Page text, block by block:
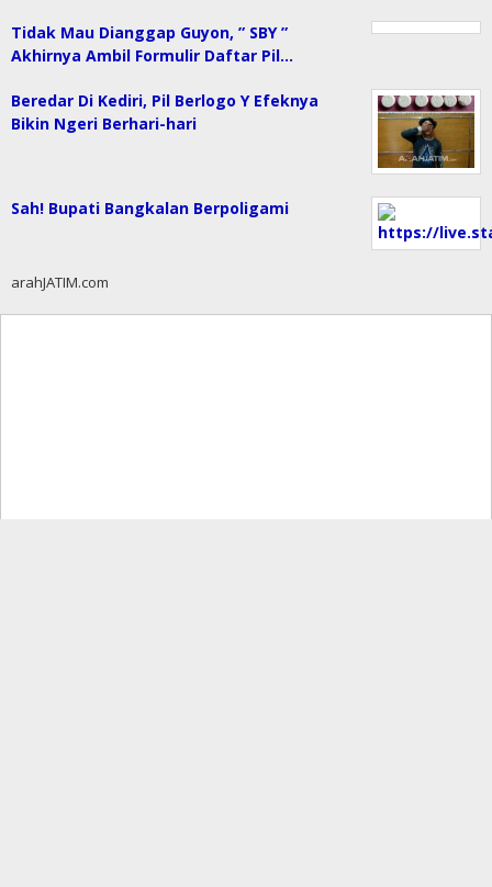
Tidak Mau Dianggap Guyon, ” SBY ”
Akhirnya Ambil Formulir Daftar Pil…
Beredar Di Kediri, Pil Berlogo Y Efeknya
Bikin Ngeri Berhari-hari
Sah! Bupati Bangkalan Berpoligami
arahJATIM.com